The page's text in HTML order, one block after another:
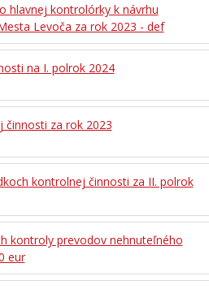
hlavnej kontrolórky k návrhu
Levoča za rok 2023 - def
na I. polrok 2024
činnosti za rok 2023
kontrolnej činnosti za II. polrok
kontroly prevodov nehnuteľného
eur